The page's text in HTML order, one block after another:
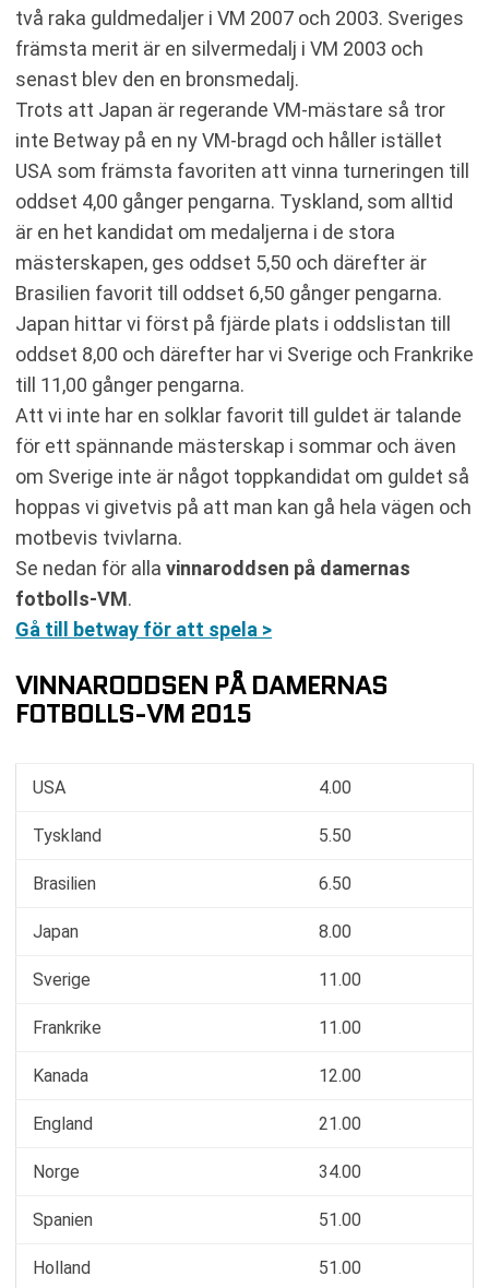
två raka guldmedaljer i VM 2007 och 2003. Sveriges
främsta merit är en silvermedalj i VM 2003 och
senast blev den en bronsmedalj.
Trots att Japan är regerande VM-mästare så tror
inte Betway på en ny VM-bragd och håller istället
USA som främsta favoriten att vinna turneringen till
oddset 4,00 gånger pengarna. Tyskland, som alltid
är en het kandidat om medaljerna i de stora
mästerskapen, ges oddset 5,50 och därefter är
Brasilien favorit till oddset 6,50 gånger pengarna.
Japan hittar vi först på fjärde plats i oddslistan till
oddset 8,00 och därefter har vi Sverige och Frankrike
till 11,00 gånger pengarna.
Att vi inte har en solklar favorit till guldet är talande
för ett spännande mästerskap i sommar och även
om Sverige inte är något toppkandidat om guldet så
hoppas vi givetvis på att man kan gå hela vägen och
motbevis tvivlarna.
Se nedan för alla vinnaroddsen på damernas
fotbolls-VM.
Gå till betway för att spela >
VINNARODDSEN PÅ DAMERNAS
FOTBOLLS-VM 2015
USA 4.00
Tyskland 5.50
Brasilien 6.50
Japan 8.00
Sverige 11.00
Frankrike 11.00
Kanada 12.00
England 21.00
Norge 34.00
Spanien 51.00
Holland 51.00